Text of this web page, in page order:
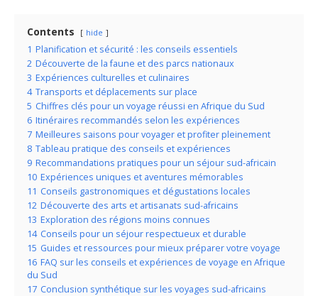
Contents hide
1 Planification et sécurité : les conseils essentiels
2 Découverte de la faune et des parcs nationaux
3 Expériences culturelles et culinaires
4 Transports et déplacements sur place
5 Chiffres clés pour un voyage réussi en Afrique du Sud
6 Itinéraires recommandés selon les expériences
7 Meilleures saisons pour voyager et profiter pleinement
8 Tableau pratique des conseils et expériences
9 Recommandations pratiques pour un séjour sud-africain
10 Expériences uniques et aventures mémorables
11 Conseils gastronomiques et dégustations locales
12 Découverte des arts et artisanats sud-africains
13 Exploration des régions moins connues
14 Conseils pour un séjour respectueux et durable
15 Guides et ressources pour mieux préparer votre voyage
16 FAQ sur les conseils et expériences de voyage en Afrique
du Sud
17 Conclusion synthétique sur les voyages sud-africains